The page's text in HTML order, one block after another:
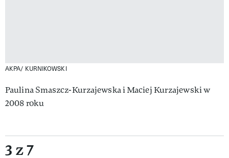
AKPA/ KURNIKOWSKI
Paulina Smaszcz-Kurzajewska i Maciej Kurzajewski w
2008 roku
3 z 7